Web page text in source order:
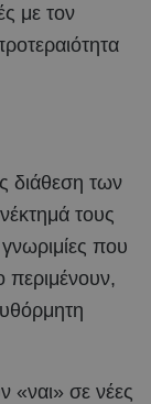
με τον
διάθεση των
τους
που
περιμένουν,
«ναι» σε νέες